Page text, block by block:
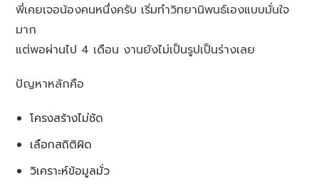
พี่เคยเจอน้องคนหนึ่งครับ เริ่มทำวิทยานิพนธ์เองแบบมั่นใจ
มาก
แต่พอผ่านไป 4 เดือน งานยังไม่เป็นรูปเป็นร่างเลย
ปัญหาหลักคือ
โครงสร้างไม่ชัด
เลือกสถิติผิด
วิเคราะห์ข้อมูลมั่ว